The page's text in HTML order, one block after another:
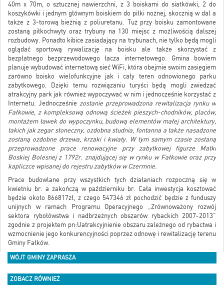
40m x 70m, o sztucznej nawierzchni, z 3 boiskami do siatkówki, 2 do
koszykówki i jednym głównym boiskiem do piłki nożnej, skocznią w dal a
także z 3-torową bieżnią z poliuretanu. Tuż przy boisku zamontowane
zostaną piłkochwyty oraz trybuny na 130 miejsc z możliwością dalszej
rozbudowy. Ponadto kibice zasiadający na trybunach, nie tylko będą mogli
oglądać sportową rywalizację na boisku ale także skorzystać z
bezpłatnego bezprzewodowego łacza internetowego. Gmina bowiem
planuje wybudować internetową sieć WiFi, która obejmie swoim zasięgiem
zarówno boisko wielofunkcyjne jak i cały teren odnowionego parku
zabytkowego. Dzięki temu rozwiązaniu turyści będą mogli zwiedzać
atrakcyjny park jak również wypoczywać w nim i jednocześnie korzystać z
Internetu. Jednocześnie zostanie przeprowadzona rewitalizacja rynku w
Fałkowie, z kompleksową odnową ścieżek pieszych-chodników, placów,
montażem ławek do wypoczynku, budową elementów małej architektury,
takich jak zegar słoneczny, ozdobna studnia, fontanna a także nasadzone
zostaną ozdobne drzewa, krzaki i kwiaty. W tym samym czasie zostaną
przeprowadzone prace renowacyjne przy zabytkowej figurze Matki
Boskiej Bolesnej z 1792r. znajdującej się w rynku w Fałkowie oraz przy
kapliczce wpisanej do rejestru zabytków w Czermnie.
Prace budowlane przy wszystkich tych działaniach rozpoczną się w
kwietniu br. a zakończą w październiku br. Cała inwestycja kosztować
będzie około 866817zł, z czego 547346 zł pochodzić będzie z funduszy
unijnych w ramach Programu Operacyjnego „Zrównoważony rozwój
sektora rybołówstwa i nadbrzeżnych obszarów rybackich 2007-2013”
zgodnie z projektem pn:Uatrakcyjnienie obszaru zależnego od rybactwa i
wzmocnienie jego konkurencyjności poprzez odnowę i rewitalizację terenu
Gminy Fałków.
WÓJT GMINY ZAPRASZA
ZOBACZ RÓWNIEŻ